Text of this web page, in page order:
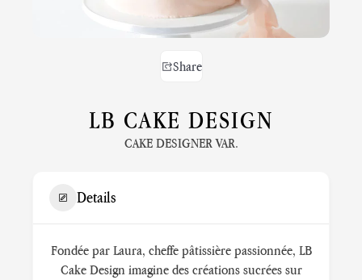
Share
LB CAKE DESIGN
CAKE DESIGNER VAR.
Details
Fondée par Laura, cheffe pâtissière passionnée, LB
Cake Design imagine des créations sucrées sur